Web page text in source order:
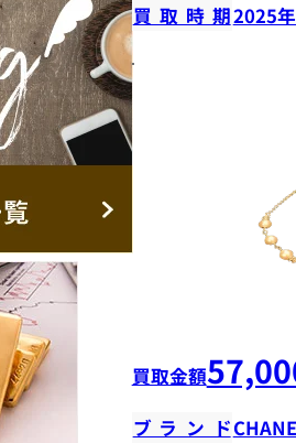
買取時期2025
買取金額
ブランド